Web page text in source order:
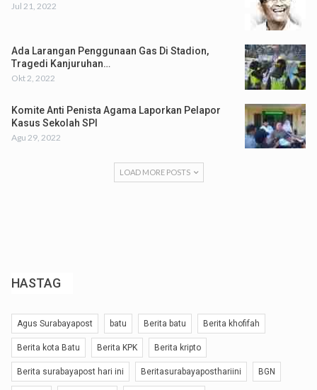
Jul 21, 2022
Ada Larangan Penggunaan Gas Di Stadion,
Tragedi Kanjuruhan…
Okt 2, 2022
Komite Anti Penista Agama Laporkan Pelapor
Kasus Sekolah SPI
Agu 29, 2022
LOAD MORE POSTS
HASTAG
Agus Surabayapost batu Berita batu Berita khofifah
Berita kota Batu Berita KPK Berita kripto
Berita surabayapost hari ini Beritasurabayaposthariini BGN